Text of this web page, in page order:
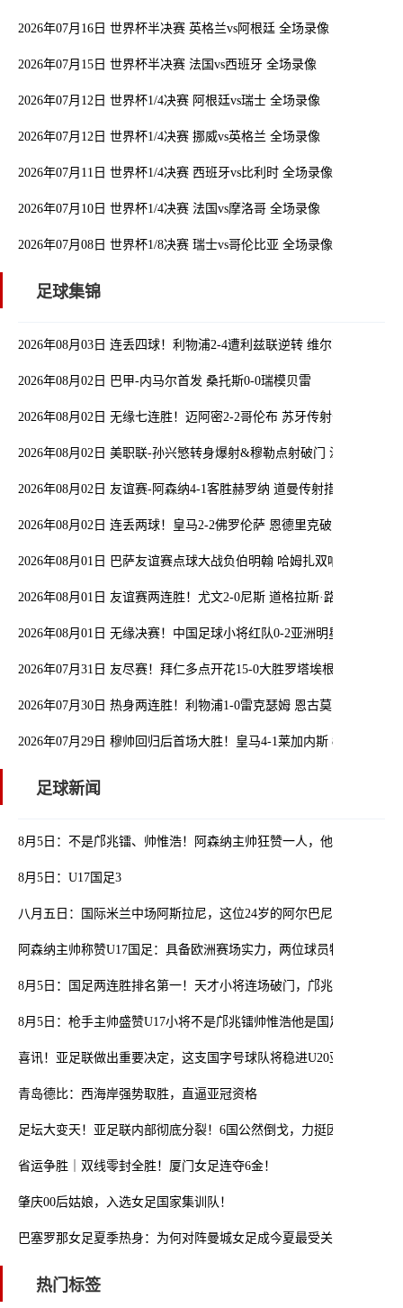
2026年07月16日 世界杯半决赛 英格兰vs阿根廷 全场录像
2026年07月15日 世界杯半决赛 法国vs西班牙 全场录像
2026年07月12日 世界杯1/4决赛 阿根廷vs瑞士 全场录像
2026年07月12日 世界杯1/4决赛 挪威vs英格兰 全场录像
2026年07月11日 世界杯1/4决赛 西班牙vs比利时 全场录像
2026年07月10日 世界杯1/4决赛 法国vs摩洛哥 全场录像
2026年07月08日 世界杯1/8决赛 瑞士vs哥伦比亚 全场录像
足球集锦
2026年08月03日 连丢四球！利物浦2-4遭利兹联逆转 维尔茨钱伯斯破
2026年08月02日 巴甲-内马尔首发 桑托斯0-0瑞模贝雷
2026年08月02日 无缘七连胜！迈阿密2-2哥伦布 苏牙传射卡塞米罗乌
2026年08月02日 美职联-孙兴慜转身爆射&穆勒点射破门 温哥华白浪
2026年08月02日 友谊赛-阿森纳4-1客胜赫罗纳 道曼传射措利斯破门
2026年08月02日 连丢两球！皇马2-2佛罗伦萨 恩德里克破门 18岁小将
2026年08月01日 巴萨友谊赛点球大战负伯明翰 哈姆扎双响阿德耶米
2026年08月01日 友谊赛两连胜！尤文2-0尼斯 道格拉斯·路易斯破门
2026年08月01日 无缘决赛！中国足球小将红队0-2亚洲明星联，后者
2026年07月31日 友尽赛！拜仁多点开花15-0大胜罗塔埃根 四人双响
2026年07月30日 热身两连胜！利物浦1-0雷克瑟姆 恩古莫哈制胜索博
2026年07月29日 穆帅回归后首场大胜！皇马4-1莱加内斯 82贡萨洛马
足球新闻
8月5日：不是邝兆镭、帅惟浩！阿森纳主帅狂赞一人，他是中国足球
8月5日：U17国足3
八月五日：国际米兰中场阿斯拉尼，这位24岁的阿尔巴尼亚国脚
阿森纳主帅称赞U17国足：具备欧洲赛场实力，两位球员特别突出
8月5日：国足两连胜排名第一！天才小将连场破门，邝兆镭梦游摆烂
8月5日：枪手主帅盛赞U17小将不是邝兆镭帅惟浩他是国足未来
喜讯！亚足联做出重要决定，这支国字号球队将稳进U20亚洲杯正赛
青岛德比：西海岸强势取胜，直逼亚冠资格
足坛大变天！亚足联内部彻底分裂！6国公然倒戈，力挺因凡蒂诺连任
省运争胜｜双线零封全胜！厦门女足连夺6金！
肇庆00后姑娘，入选女足国家集训队！
巴塞罗那女足夏季热身：为何对阵曼城女足成今夏最受关注的检验？
热门标签